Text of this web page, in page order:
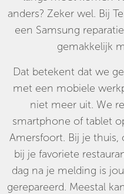
anders? Zeker wel. Bij
een Samsung
gemakkelijk
Dat betekent dat we
met een mobiele
niet meer uit. We
smartphone of tablet
Amersfoort. Bij je
bij je favoriete
dag na je melding is
gerepareerd. Meestal